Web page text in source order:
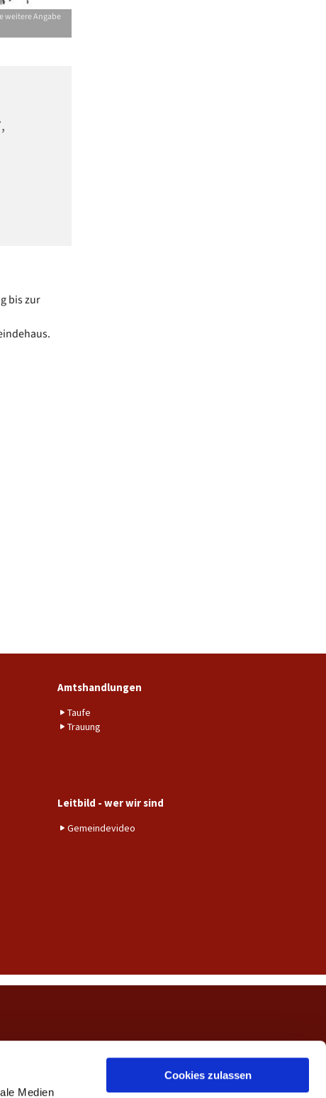
Medien
Cookies zulassen
weitere Angabe
bis zur
Amtshandlungen
Taufe
Trauung
Leitbild - wer wir sind
Gemeindevideo